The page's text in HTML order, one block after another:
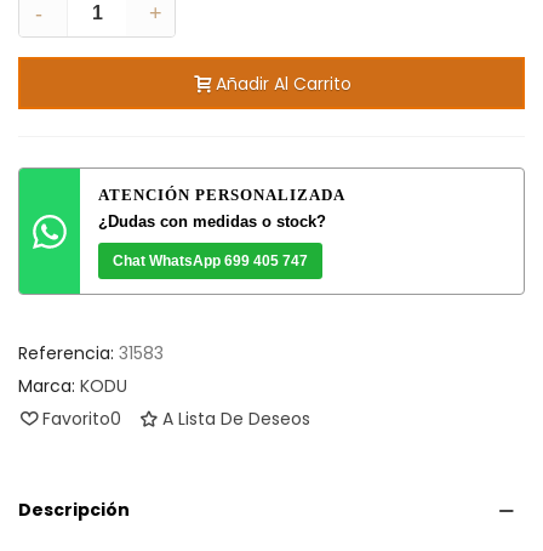
-
+
Añadir Al Carrito
ATENCIÓN PERSONALIZADA
¿Dudas con medidas o stock?
Chat WhatsApp 699 405 747
Referencia: 31583
Marca: KODU
Favorito0 A Lista De Deseos
Descripción